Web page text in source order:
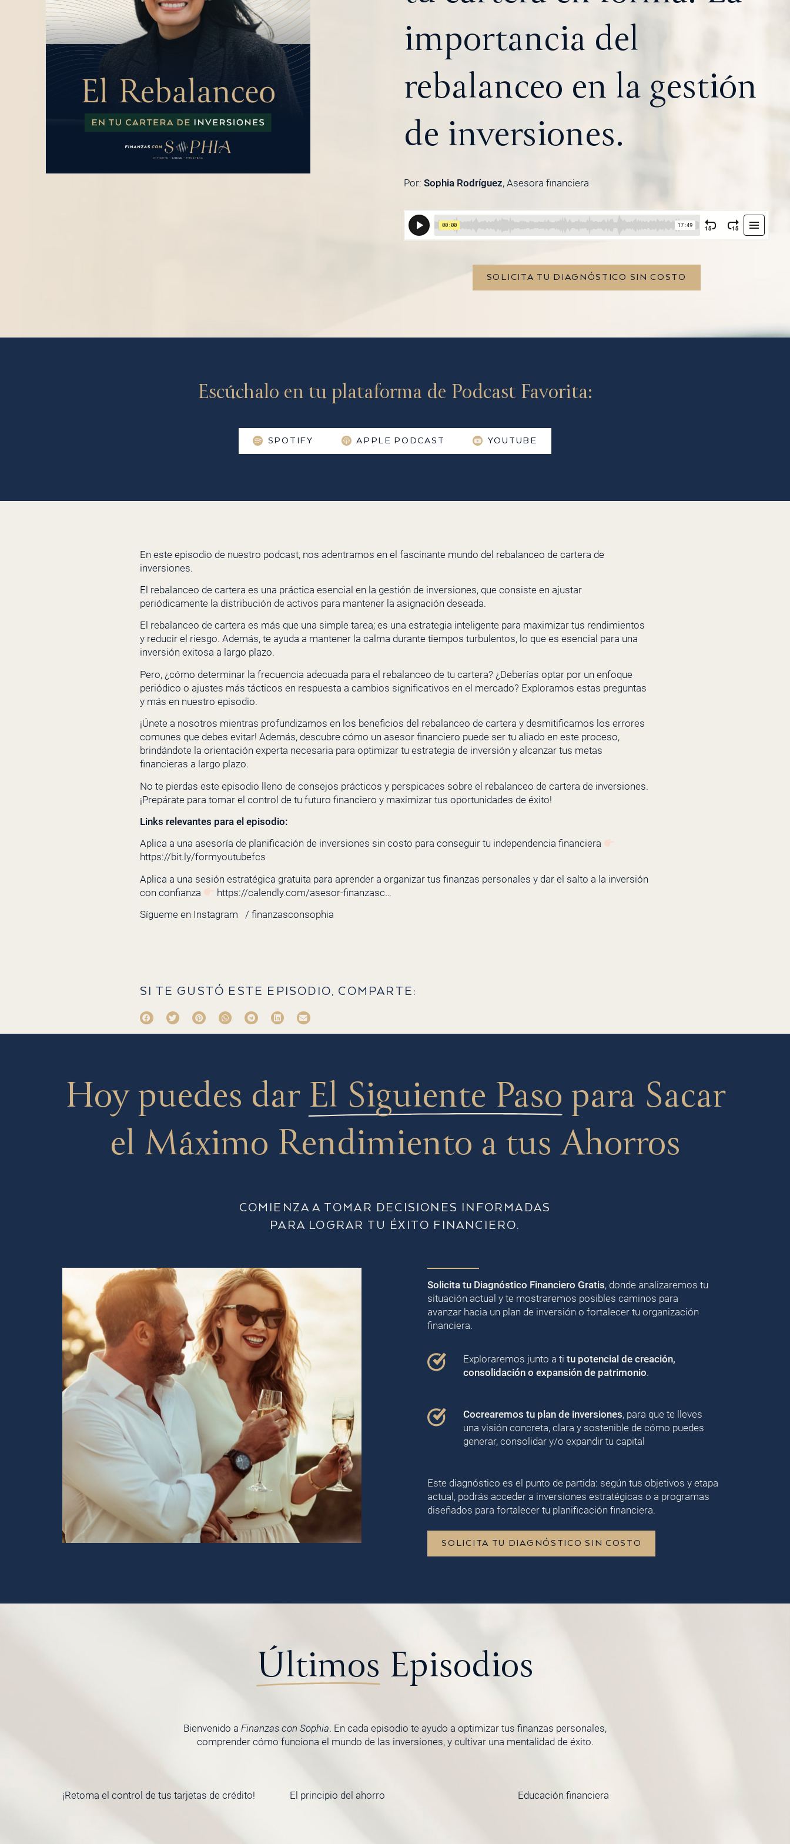
importancia del
rebalanceo en la gestión
de inversiones.
Por: Sophia Rodríguez, Asesora financiera
SOLICITA TU DIAGNÓSTICO SIN COSTO
Escúchalo en tu plataforma de Podcast Favorita:
SPOTIFY APPLE PODCAST YOUTUBE
En este episodio de nuestro podcast, nos adentramos en el fascinante mundo del rebalanceo de cartera de
inversiones.
El rebalanceo de cartera es una práctica esencial en la gestión de inversiones, que consiste en ajustar
periódicamente la distribución de activos para mantener la asignación deseada.
El rebalanceo de cartera es más que una simple tarea; es una estrategia inteligente para maximizar tus rendimientos
y reducir el riesgo. Además, te ayuda a mantener la calma durante tiempos turbulentos, lo que es esencial para una
inversión exitosa a largo plazo.
Pero, ¿cómo determinar la frecuencia adecuada para el rebalanceo de tu cartera? ¿Deberías optar por un enfoque
periódico o ajustes más tácticos en respuesta a cambios significativos en el mercado? Exploramos estas preguntas
y más en nuestro episodio.
¡Únete a nosotros mientras profundizamos en los beneficios del rebalanceo de cartera y desmitificamos los errores
comunes que debes evitar! Además, descubre cómo un asesor financiero puede ser tu aliado en este proceso,
brindándote la orientación experta necesaria para optimizar tu estrategia de inversión y alcanzar tus metas
financieras a largo plazo.
No te pierdas este episodio lleno de consejos prácticos y perspicaces sobre el rebalanceo de cartera de inversiones.
¡Prepárate para tomar el control de tu futuro financiero y maximizar tus oportunidades de éxito!
Links relevantes para el episodio:
Aplica a una asesoría de planificación de inversiones sin costo para conseguir tu independencia financiera
https://bit.ly/formyoutubefcs
Aplica a una sesión estratégica gratuita para aprender a organizar tus finanzas personales y dar el salto a la inversión
con confianza
https://calendly.com/asesor-finanzasc…
Sígueme en Instagram
/ finanzasconsophia
SI TE GUSTÓ ESTE EPISODIO, COMPARTE:
Hoy puedes dar El Siguiente Paso para Sacar
el Máximo Rendimiento a tus Ahorros
COMIENZA A TOMAR DECISIONES INFORMADAS
PARA LOGRAR TU ÉXITO FINANCIERO.
Solicita tu Diagnóstico Financiero Gratis, donde analizaremos tu
situación actual y te mostraremos posibles caminos para
avanzar hacia un plan de inversión o fortalecer tu organización
financiera.
Exploraremos junto a titu potencial de creación,
consolidación o expansión de patrimonio.
Cocrearemos tu plan de inversiones, para que te lleves
una visión concreta, clara y sostenible de cómo puedes
generar, consolidar y/o expandir tu capital
Este diagnóstico es el punto de partida: según tus objetivos y etapa
actual, podrás acceder a inversiones estratégicas o a programas
diseñados para fortalecer tu planificación financiera.
SOLICITA TU DIAGNÓSTICO SIN COSTO
Últimos Episodios
Bienvenido a Finanzas con Sophia. En cada episodio te ayudo a optimizar tus finanzas personales,
comprender cómo funciona el mundo de las inversiones, y cultivar una mentalidad de éxito.
¡Retoma el control de tus tarjetas de crédito! El principio del ahorro Educación financiera